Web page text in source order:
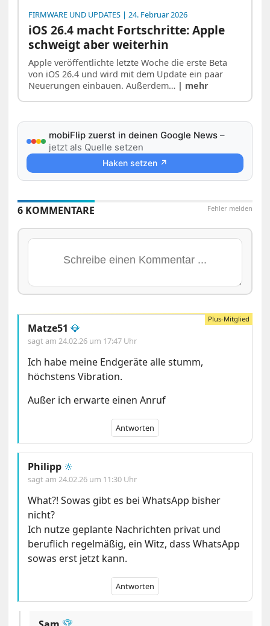
FIRMWARE UND UPDATES | 24. Februar 2026
iOS 26.4 macht Fortschritte: Apple
schweigt aber weiterhin
Apple veröffentlichte letzte Woche die erste Beta
von iOS 26.4 und wird mit dem Update ein paar
Neuerungen einbauen. Außerdem… | mehr
mobiFlip zuerst in deinen Google News –
jetzt als Quelle setzen
Haken setzen ↗
Fehler melden
6 KOMMENTARE
Matze51 💎
sagt am24.02.26 um 17:47 Uhr
Ich habe meine Endgeräte alle stumm,
höchstens Vibration.
Außer ich erwarte einen Anruf
Antworten
Philipp 🔆
sagt am24.02.26 um 11:30 Uhr
What?! Sowas gibt es bei WhatsApp bisher
nicht?
Ich nutze geplante Nachrichten privat und
beruflich regelmäßig, ein Witz, dass WhatsApp
sowas erst jetzt kann.
Antworten